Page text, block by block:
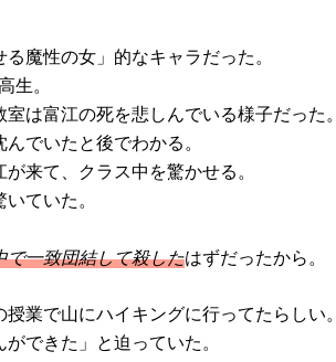
魔性の女」的なキャラだった。
生。
は富江の死を悲しんでいる様子だった。
でいたと後でわかる。
来て、クラス中を驚かせる。
ていた。
で一致団結して殺したはずだったから。
業で山にハイキングに行ってたらしい。
できた」と迫っていた。